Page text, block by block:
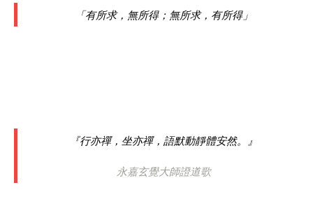
「有所求，無所得；無所求，有所得」
『行亦禪，坐亦禪，語默動靜體安然。』
永嘉玄覺大師證道歌